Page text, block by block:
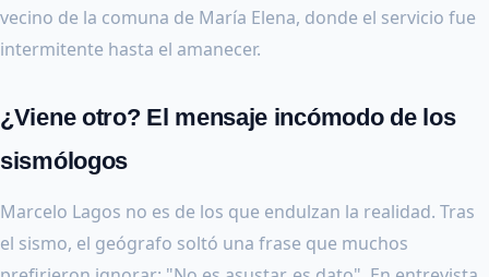
vecino de la comuna de María Elena, donde el servicio fue
intermitente hasta el amanecer.
¿Viene otro? El mensaje incómodo de los
sismólogos
Marcelo Lagos no es de los que endulzan la realidad. Tras
el sismo, el geógrafo soltó una frase que muchos